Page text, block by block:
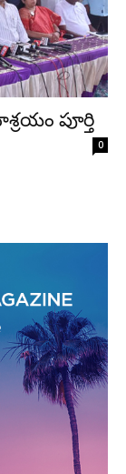
పూర్తి
0